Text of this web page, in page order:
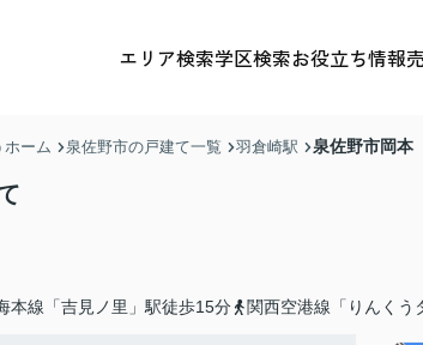
エリア検索学区検索お役立ち情報
ホーム 泉佐野市の戸建て一覧 羽倉崎駅 泉佐野市岡
本線「吉見ノ里」駅徒歩15分 関西空港線「りんくう